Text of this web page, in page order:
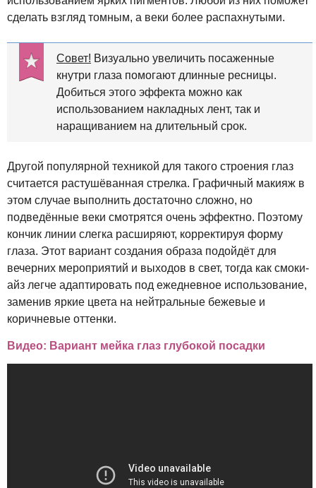
сделать взгляд томным, а веки более распахнутыми.
Совет! Визуально увеличить посаженные
кнутри глаза помогают длинные ресницы.
Добиться этого эффекта можно как
использованием накладных лент, так и
наращиванием на длительный срок.
Другой популярной техникой для такого строения глаз
считается растушёванная стрелка. Графичный макияж в
этом случае выполнить достаточно сложно, но
подведённые веки смотрятся очень эффектно. Поэтому
кончик линии слегка расширяют, корректируя форму
глаза. Этот вариант создания образа подойдёт для
вечерних мероприятий и выходов в свет, тогда как смоки-
айз легче адаптировать под ежедневное использование,
заменив яркие цвета на нейтральные бежевые и
коричневые оттенки.
Видео: Вариант мейка глаз глубокой посадки